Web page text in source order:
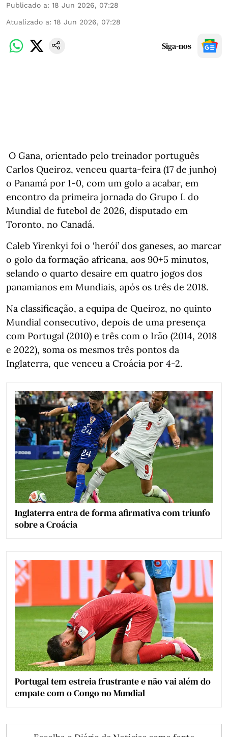
Publicado a: 18 Jun 2026, 07:28
Atualizado a: 18 Jun 2026, 07:28
Siga-nos
O Gana, orientado pelo treinador português
Carlos Queiroz, venceu quarta-feira (17 de junho)
o Panamá por 1-0, com um golo a acabar, em
encontro da primeira jornada do Grupo L do
Mundial de futebol de 2026, disputado em
Toronto, no Canadá.
Caleb Yirenkyi foi o ‘herói’ dos ganeses, ao marcar
o golo da formação africana, aos 90+5 minutos,
selando o quarto desaire em quatro jogos dos
panamianos em Mundiais, após os três de 2018.
Na classificação, a equipa de Queiroz, no quinto
Mundial consecutivo, depois de uma presença
com Portugal (2010) e três com o Irão (2014, 2018
e 2022), soma os mesmos três pontos da
Inglaterra, que venceu a Croácia por 4-2.
Inglaterra entra de forma afirmativa com triunfo
sobre a Croácia
Portugal tem estreia frustrante e não vai além do
empate com o Congo no Mundial